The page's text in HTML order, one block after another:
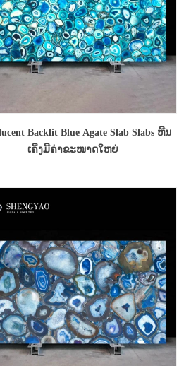
Backlit Blue Agate Slab Slabs ຫີນ
ເຄິ່ງມີຄ່າຂະໜາດໃຫຍ່